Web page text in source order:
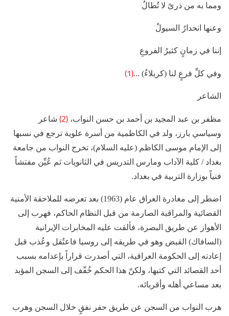
ومما به من ذرىً لا تُطالُ
وعنها انحدارُ السيولْ
إننا في زمانٍ كثيرُ الفروعِ
وفي كلِّ فرعٍ لنا (كربلاءُ) ...(1)
الشاعر
مظفر بن عبد المجيد بن أحمد بن حسن النواب، (2)
شاعر
وسياسي بارز، ولد في الكاظمية من أسرة علوية ترجع في نسبها
إلى الإمام موسى الكاظم (عليه السلام)، تخرج النواب من جامعة
بغداد / كلية الآداب ومارس التدريس في الثانويات ثم عُيِّن مفتشاً
فنياً بوزارة التربية في بغداد.
اضطر إلى مغادرة العراق عام (1963) بعد تعرضه للملاحقة الأمنية
القضائية والمراقبة الصارمة من قبل النظام الحاكم، فهرب إلى
الأهواز عن طريق البصرة، فألقت عليه المخابرات الإيرانية
(السافاك) القبض وهو في طريقه إلى روسيا فاعتُقل وعُذب قبل
إعادته إلى الحكومة العراقية، التي أصدرت قراراً بإعدامه بسبب
أحد القصائد التي كتبها، ولكنّ هذا الحكم خُفّف إلى السجن المؤبد
بعد مساعي أهله وأقربائه.
هرب النواب من السجن عن طريق حفر نفقٍ خلال السجن وهرب